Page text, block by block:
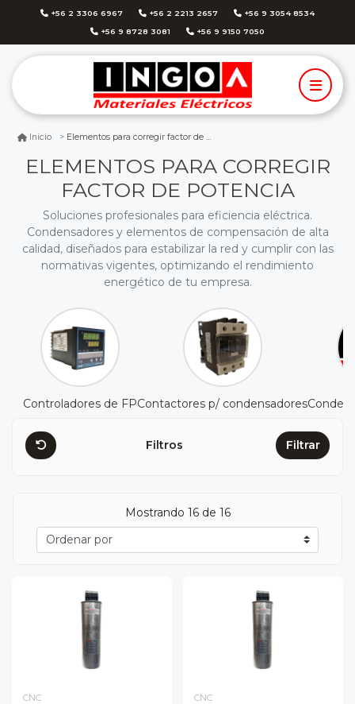
+56 2 3306 6967 +56 2 2213 2657 +56 9 3054 8534
+56 9 8728 3081 +56 9 9150 7050
Inicio Elementos para corregir factor de potencia
ELEMENTOS PARA CORREGIR
FACTOR DE POTENCIA
Soluciones profesionales para eficiencia eléctrica.
Condensadores y elementos de compensación de alta
calidad, diseñados para estabilizar la red y cumplir con las
normativas vigentes, optimizando el rendimiento
energético de tu empresa.
Controladores de FPContactores p/ condensadores
Filtros Filtrar
Mostrando 16 de 16
CNC CNC